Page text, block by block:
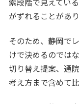
がずれることがあり
そのため、静岡で
けで決めるのでは
切り替え提案、通
考え方まで含めて